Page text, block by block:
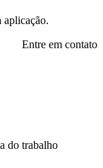
aplicação.
Entre em contato
do trabalho